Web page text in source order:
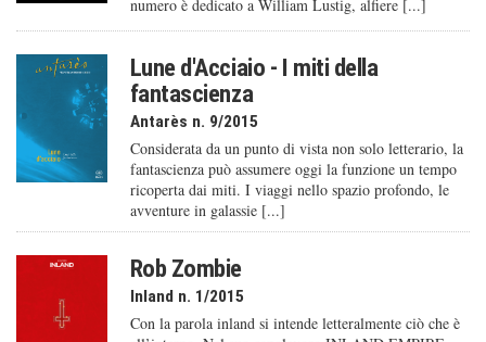
numero è dedicato a William Lustig, alfiere [...]
Lune d'Acciaio - I miti della
fantascienza
Antarès n. 9/2015
Considerata da un punto di vista non solo letterario, la
fantascienza può assumere oggi la funzione un tempo
ricoperta dai miti. I viaggi nello spazio profondo, le
avventure in galassie [...]
Rob Zombie
Inland n. 1/2015
Con la parola inland si intende letteralmente ciò che è